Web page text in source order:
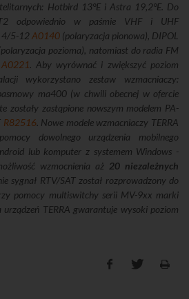
Hotbird 13°E i Astra 19,2°E. Do
T2 odpowiednio w paśmie VHF i UHF
4/5-12 A0140 (polaryzacja pionowa), DIPOL
pozioma), natomiast do radia FM
A0221. Aby wyrównać i zwiększyć poziom
wykorzystano zestaw wzmacniaczy:
ma400 (w chwili obecnej w ofercie
zostały zastąpione nowszym modelem PA-
R82516. Nowe modele wzmacniaczy TERRA
dowolnego urządzenia mobilnego
lub komputer z systemem Windows -
wzmocnienia aż 20 niezależnych
sygnał RTV/SAT został rozprowadzony do
pomocy multiswitchy serii MV-9xx marki
urządzeń TERRA gwarantuje wysoki poziom